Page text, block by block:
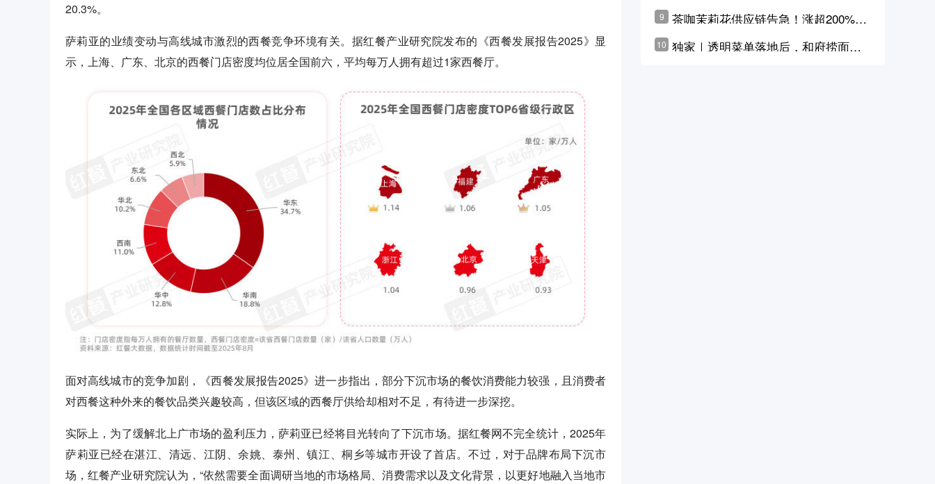
20.3%。
萨莉亚的业绩变动与高线城市激烈的西餐竞争环境有关。据红餐产业研究院发布的《西餐发展报告2025》显
示，上海、广东、北京的西餐门店密度均位居全国前六，平均每万人拥有超过1家西餐厅。
面对高线城市的竞争加剧，《西餐发展报告2025》进一步指出，部分下沉市场的餐饮消费能力较强，且消费者
对西餐这种外来的餐饮品类兴趣较高，但该区域的西餐厅供给却相对不足，有待进一步深挖。
实际上，为了缓解北上广市场的盈利压力，萨莉亚已经将目光转向了下沉市场。据红餐网不完全统计，2025年
萨莉亚已经在湛江、清远、江阴、余姚、泰州、镇江、桐乡等城市开设了首店。不过，对于品牌布局下沉市
场，红餐产业研究院认为，“依然需要全面调研当地的市场格局、消费需求以及文化背景，以更好地融入当地市
9
茶咖茉莉花供应链告急！涨超200%，
横州花价冲破50元一斤
10 独家｜透明菜单落地后，和府捞面李